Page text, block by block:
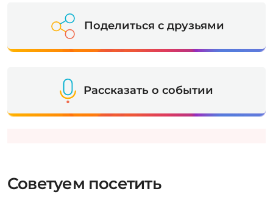
Поделиться с друзьями
Рассказать о событии
Советуем посетить